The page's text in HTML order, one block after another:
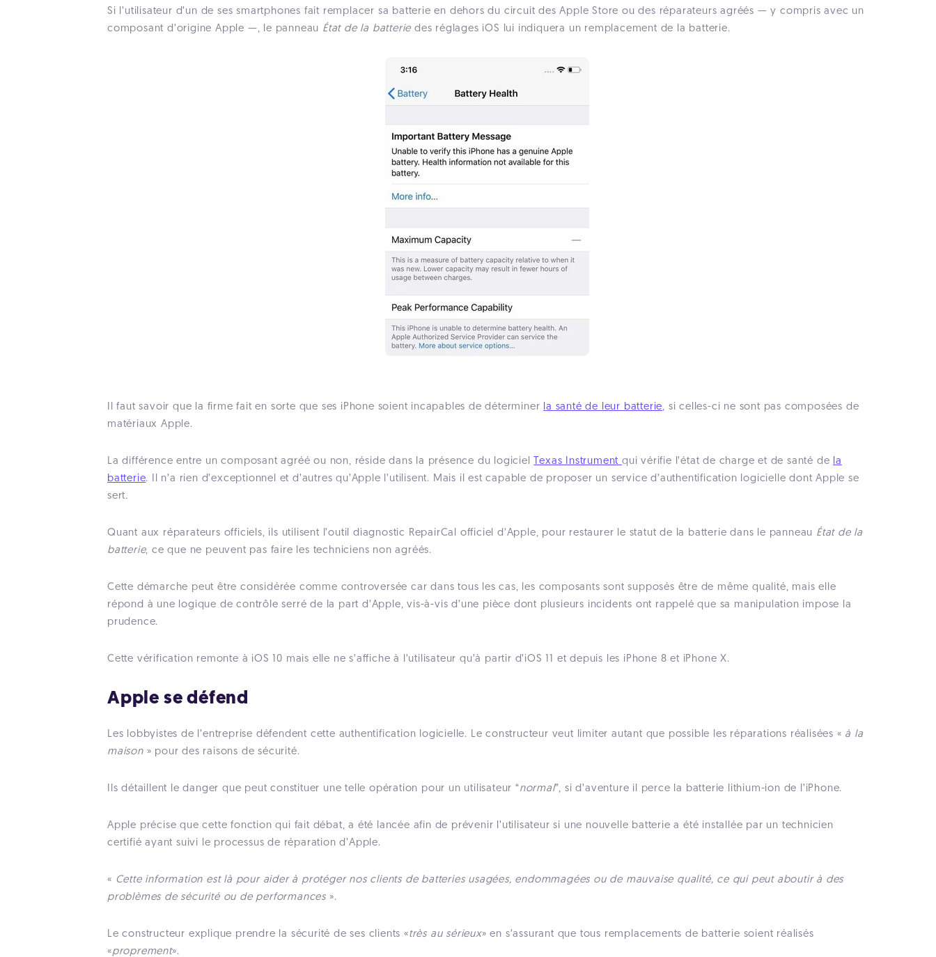
Si l’utilisateur d’un de ses smartphones fait remplacer sa batterie en dehors du circuit des Apple Store ou des réparateurs agréés — y compris avec un
composant d’origine Apple —, le panneau État de la batterie des réglages iOS lui indiquera un remplacement de la batterie.
Il faut savoir que la firme fait en sorte que ses iPhone soient incapables de déterminer la santé de leur batterie, si celles-ci ne sont pas composées de
matériaux Apple.
La différence entre un composant agréé ou non, réside dans la présence du logiciel Texas Instrumentqui vérifie l’état de charge et de santé de la
batterie. Il n’a rien d’exceptionnel et d’autres qu’Apple l’utilisent. Mais il est capable de proposer un service d’authentification logicielle dont Apple se
sert.
Quant aux réparateurs officiels, ils utilisent l’outil diagnostic RepairCal officiel d’Apple, pour restaurer le statut de la batterie dans le panneau État de la
batterie, ce que ne peuvent pas faire les techniciens non agréés.
Cette démarche peut être considérée comme controversée car dans tous les cas, les composants sont supposés être de même qualité, mais elle
répond à une logique de contrôle serré de la part d’Apple, vis-à-vis d’une pièce dont plusieurs incidents ont rappelé que sa manipulation impose la
prudence.
Cette vérification remonte à iOS 10 mais elle ne s’affiche à l’utilisateur qu’à partir d’iOS 11 et depuis les iPhone 8 et iPhone X.
Apple se défend
Les lobbyistes de l’entreprise défendent cette authentification logicielle. Le constructeur veut limiter autant que possible les réparations réalisées « à la
maison » pour des raisons de sécurité.
Ils détaillent le danger que peut constituer une telle opération pour un utilisateur “normal”, si d’aventure il perce la batterie lithium-ion de l’iPhone.
Apple précise que cette fonction qui fait débat, a été lancée afin de prévenir l’utilisateur si une nouvelle batterie a été installée par un technicien
certifié ayant suivi le processus de réparation d’Apple.
« Cette information est là pour aider à protéger nos clients de batteries usagées, endommagées ou de mauvaise qualité, ce qui peut aboutir à des
problèmes de sécurité ou de performances ».
Le constructeur explique prendre la sécurité de ses clients «très au sérieux» en s’assurant que tous remplacements de batterie soient réalisés
«proprement».